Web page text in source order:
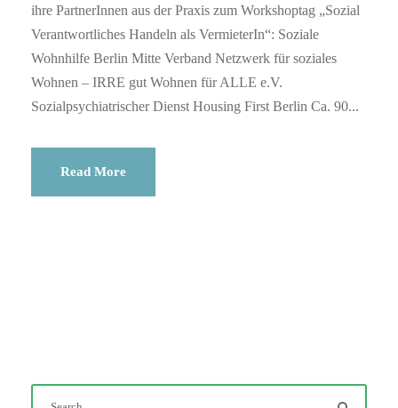
ihre PartnerInnen aus der Praxis zum Workshoptag „Sozial
Verantwortliches Handeln als VermieterIn“: Soziale
Wohnhilfe Berlin Mitte Verband Netzwerk für soziales
Wohnen – IRRE gut Wohnen für ALLE e.V.
Sozialpsychiatrischer Dienst Housing First Berlin Ca. 90...
Read More